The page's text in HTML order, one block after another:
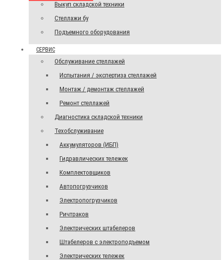
Выкуп складской техники
Стеллажи бу
Подъемного оборудования
СЕРВИС
Обслуживание стеллажей
Испытания / экспертиза стеллажей
Монтаж / демонтаж стеллажей
Ремонт стеллажей
Диагностика складской техники
Техобслуживание
Аккумуляторов (ИБП)
Гидравлических тележек
Комплектовщиков
Автопогрузчиков
Электропогрузчиков
Ричтраков
Электрических штабелеров
Штабелеров с электроподъемом
Электрических тележек